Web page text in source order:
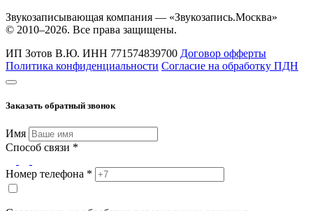
Звукозаписывающая компания — «Звукозапись.Москва»
© 2010–2026. Все права защищены.
ИП Зотов В.Ю. ИНН 771574839700 Договор офферты
Политика конфиденциальности Согласие на обработку ПДН
Заказать обратный звонок
Имя
Способ связи *
Номер телефона *